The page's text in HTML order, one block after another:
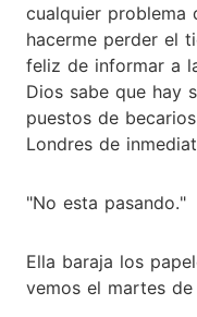
cualquier problema
hacerme perder el
feliz de informar a
Dios sabe que hay
puestos de
Londres de
"No esta pasando."
Ella baraja los
vemos el martes de